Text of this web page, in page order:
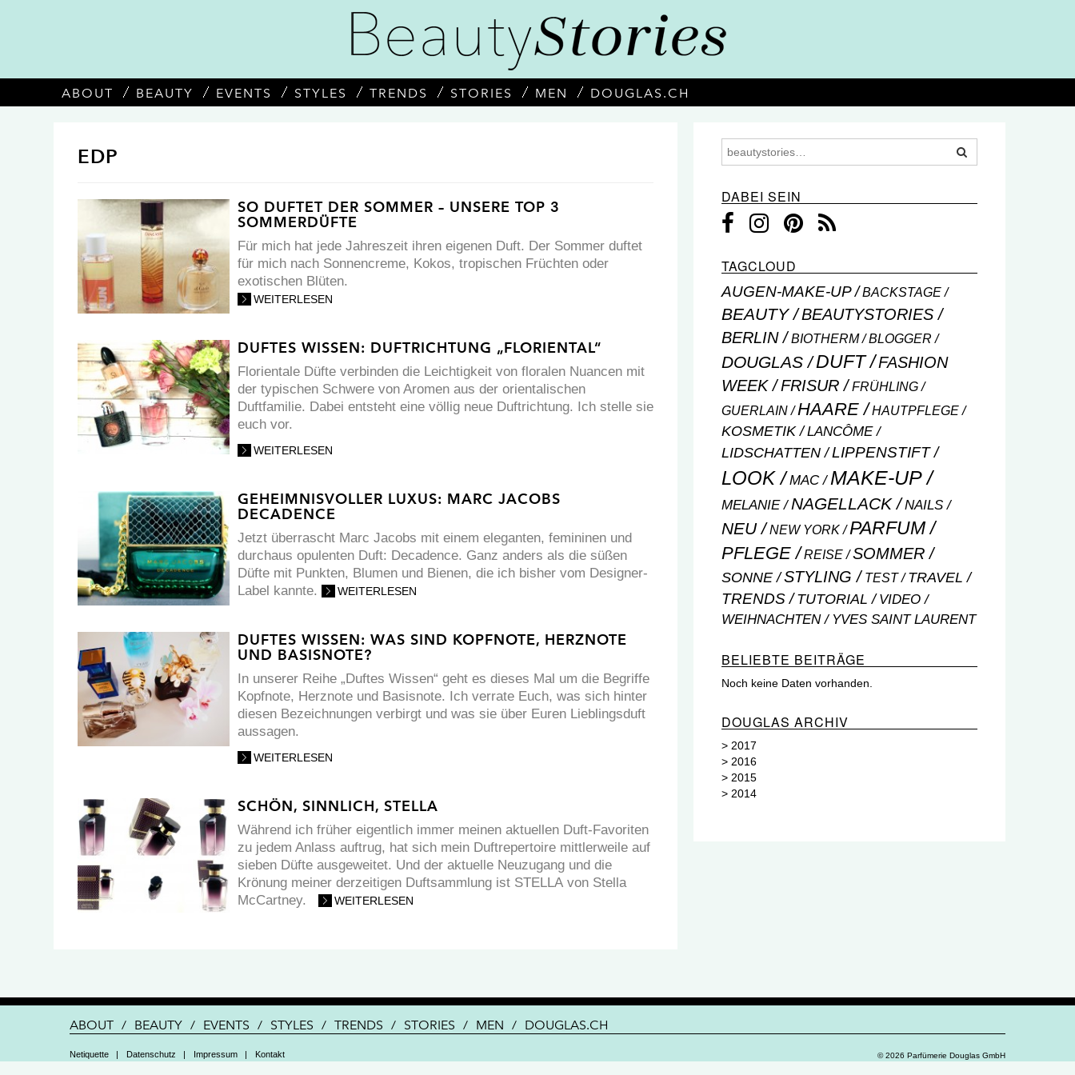
ABOUT BEAUTY EVENTS STYLES TRENDS STORIES MEN DOUGLAS.CH
EDP
SO DUFTET DER SOMMER – UNSERE TOP 3
SOMMERDÜFTE
Für mich hat jede Jahreszeit ihren eigenen Duft. Der Sommer duftet
für mich nach Sonnencreme, Kokos, tropischen Früchten oder
exotischen Blüten.
WEITERLESEN
DUFTES WISSEN: DUFTRICHTUNG „FLORIENTAL“
Florientale Düfte verbinden die Leichtigkeit von floralen Nuancen mit
der typischen Schwere von Aromen aus der orientalischen
Duftfamilie. Dabei entsteht eine völlig neue Duftrichtung. Ich stelle sie
euch vor.
WEITERLESEN
GEHEIMNISVOLLER LUXUS: MARC JACOBS
DECADENCE
Jetzt überrascht Marc Jacobs mit einem eleganten, femininen und
durchaus opulenten Duft: Decadence. Ganz anders als die süßen
Düfte mit Punkten, Blumen und Bienen, die ich bisher vom Designer-
Label kannte.
WEITERLESEN
DUFTES WISSEN: WAS SIND KOPFNOTE, HERZNOTE
UND BASISNOTE?
In unserer Reihe „Duftes Wissen“ geht es dieses Mal um die Begriffe
Kopfnote, Herznote und Basisnote. Ich verrate Euch, was sich hinter
diesen Bezeichnungen verbirgt und was sie über Euren Lieblingsduft
aussagen.
WEITERLESEN
SCHÖN, SINNLICH, STELLA
Während ich früher eigentlich immer meinen aktuellen Duft-Favoriten
zu jedem Anlass auftrug, hat sich mein Duftrepertoire mittlerweile auf
sieben Düfte ausgeweitet. Und der aktuelle Neuzugang und die
Krönung meiner derzeitigen Duftsammlung ist STELLA von Stella
McCartney.
WEITERLESEN
DABEI SEIN
TAGCLOUD
AUGEN-MAKE-UP BACKSTAGE
BEAUTY
BEAUTYSTORIES
BERLIN
BIOTHERM BLOGGER
DOUGLAS DUFT
FASHION
WEEK
FRISUR FRÜHLING
GUERLAIN HAARE HAUTPFLEGE
KOSMETIK
LANCÔME
LIDSCHATTEN
LIPPENSTIFT
LOOK MAC MAKE-UP
MELANIE NAGELLACK NAILS
NEU NEW YORK PARFUM
PFLEGE REISE SOMMER
SONNE STYLING TEST TRAVEL
TRENDS TUTORIAL VIDEO
WEIHNACHTEN YVES SAINT LAURENT
BELIEBTE BEITRÄGE
Noch keine Daten vorhanden.
DOUGLAS ARCHIV
> 2017
> 2016
> 2015
> 2014
ABOUT / BEAUTY / EVENTS / STYLES / TRENDS / STORIES / MEN / DOUGLAS.CH
Netiquette | Datenschutz | Impressum | Kontakt © 2026 Parfümerie Douglas GmbH